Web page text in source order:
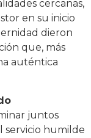
cercanas,
en su inicio
dieron
que, más
auténtica
juntos
servicio humilde